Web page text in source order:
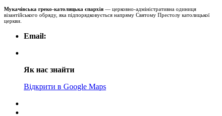
Мукачівська греко-католицька єпархія — церковно-адміністративна одиниця
візантійського обряду, яка підпорядковується напряму Святому Престолу католицької
церкви.
Email:
Як нас знайти
Відкрити в Google Maps